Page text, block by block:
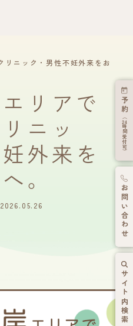
予約
（
24
時間受付可）
お問い合わせ
サイト内検索
リニック・男性不妊外来をお
リアで
ニッ
外来を
。